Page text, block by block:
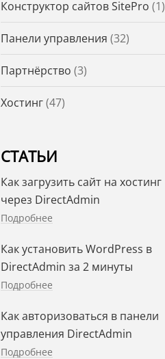
Конструктор сайтов SitePro (1)
Панели управления (32)
Партнёрство (3)
Хостинг(47)
СТАТЬИ
Как загрузить сайт на хостинг
через DirectAdmin
Подробнее
Как установить WordPress в
DirectAdmin за 2 минуты
Подробнее
Как авторизоваться в панели
управления DirectAdmin
Подробнее